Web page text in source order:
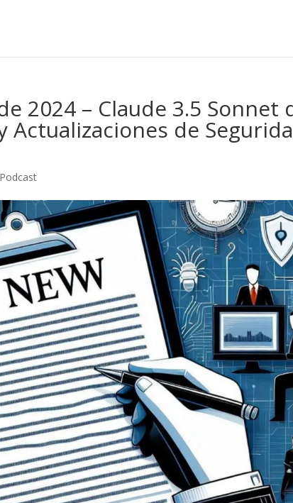
2024 – Claude 3.5 Sonnet
Actualizaciones de
Podcast